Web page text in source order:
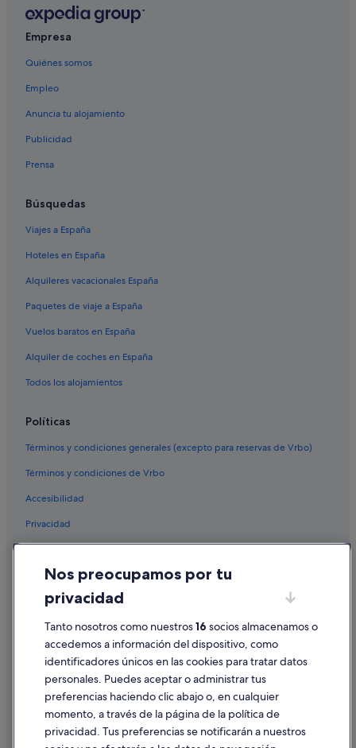
Independent hoteles en Portomarín
Villas en Portomarín
Casas rurales en Currelos
B&B en Portomarín
Pensiones en Guntín
Empresa
Quiénes somos
Empleo
Anuncia tu alojamiento
Publicidad
Prensa
Búsquedas
Viajes a España
Hoteles en España
Alquileres vacacionales España
Paquetes de viaje a España
Vuelos baratos en España
Alquiler de coches en España
Todos los alojamientos
Políticas
Términos y condiciones generales (excepto para reservas de Vrbo)
Términos y condiciones de Vrbo
Accesibilidad
Privacidad
Condiciones de uso
Información legal/contacto
Pautas sobre el contenido y cómo denunciar contenido
Ayuda
Cancelar un vuelo
Cancelar una reserva de hotel o de un alquiler vacacional
Nos preocupamos por tu
privacidad
Tanto nosotros como nuestros16 socios almacenamos o
accedemos a información del dispositivo, como
identificadores únicos en las cookies para tratar datos
personales. Puedes aceptar o administrar tus
preferencias haciendo clic abajo o, en cualquier
momento, a través de la página de la política de
privacidad. Tus preferencias se notificarán a nuestros